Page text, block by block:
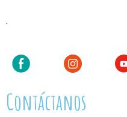
.
Contáctanos